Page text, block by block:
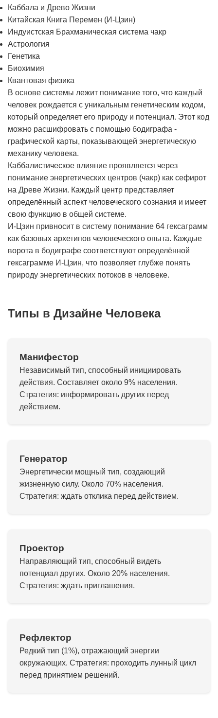
Каббала и Древо Жизни
Китайская Книга Перемен (И-Цзин)
Индуистская Брахманическая система чакр
Астрология
Генетика
Биохимия
Квантовая физика
В основе системы лежит понимание того, что каждый
человек рождается с уникальным генетическим кодом,
который определяет его природу и потенциал. Этот код
можно расшифровать с помощью бодиграфа -
графической карты, показывающей энергетическую
механику человека.
Каббалистическое влияние проявляется через
понимание энергетических центров (чакр) как сефирот
на Древе Жизни. Каждый центр представляет
определённый аспект человеческого сознания и имеет
свою функцию в общей системе.
И-Цзин привносит в систему понимание 64 гексаграмм
как базовых архетипов человеческого опыта. Каждые
ворота в бодиграфе соответствуют определённой
гексаграмме И-Цзин, что позволяет глубже понять
природу энергетических потоков в человеке.
Типы в Дизайне Человека
Манифестор
Независимый тип, способный инициировать
действия. Составляет около 9% населения.
Стратегия: информировать других перед
действием.
Генератор
Энергетически мощный тип, создающий
жизненную силу. Около 70% населения.
Стратегия: ждать отклика перед действием.
Проектор
Направляющий тип, способный видеть
потенциал других. Около 20% населения.
Стратегия: ждать приглашения.
Рефлектор
Редкий тип (1%), отражающий энергии
окружающих. Стратегия: проходить лунный цикл
перед принятием решений.